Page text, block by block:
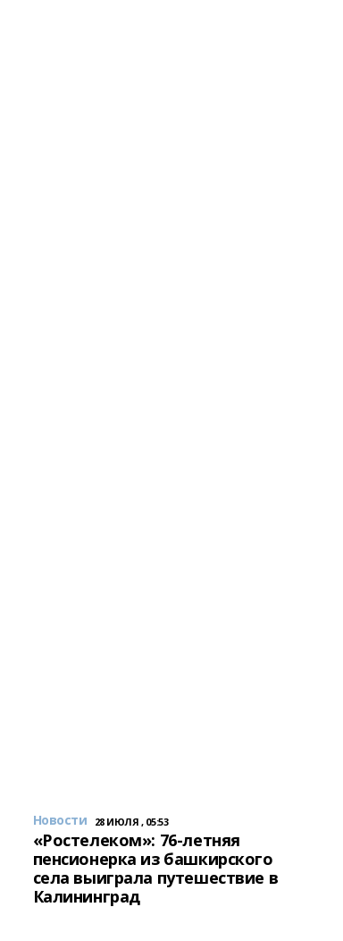
Новости 28 ИЮЛЯ , 05:53
«Ростелеком»: 76-летняя
пенсионерка из башкирского
села выиграла путешествие в
Калининград